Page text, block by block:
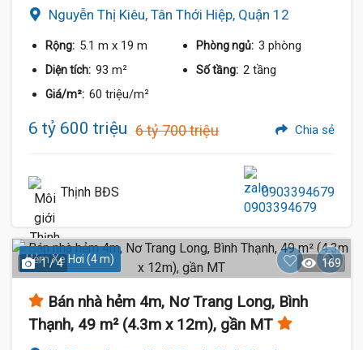
Nguyễn Thị Kiêu, Tân Thới Hiệp, Quận 12
Rộng: 5.1 m x 19 m Phòng ngủ: 3 phòng
Diện tích: 93 m² Số tầng: 2 tầng
Giá/m²: 60 triệu/m²
6 tỷ 600 triệu 6 tỷ 700 triệu Chia sẻ
Thịnh BĐS 0903394679
Hẻm Xe Hơi (4 m)
1 / 4 169
Bán nhà hẻm 4m, Nơ Trang Long, Bình
Thạnh, 49 m² (4.3m x 12m), gần MT